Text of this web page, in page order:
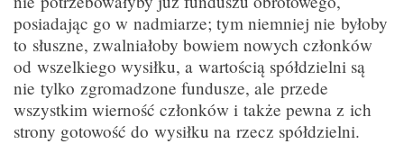
posiadając go w nadmiarze; tym niemniej nie byłoby
to słuszne, zwalniałoby bowiem nowych członków
od wszelkiego wysiłku, a wartością spółdzielni są
nie tylko zgromadzone fundusze, ale przede
wszystkim wierność członków i także pewna z ich
strony gotowość do wysiłku na rzecz spółdzielni.